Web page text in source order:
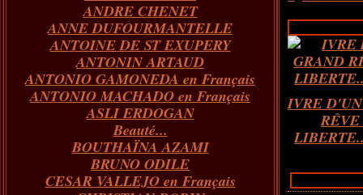
Janvier(60)
Février(68)
Janvier(86)
Mars(65)
Février(70)
Janvier(66)
Avril(76)
Mars(66)
Février(67)
Janvier(73)
Mai(82)
Avril(62)
Mars(66)
Février(55)
Janvier(43)
Juin(84)
Mai(89)
Avril(59)
Mars(73)
Février(54)
Janvier(51)
Juillet(72)
Juin(65)
Mai(97)
Avril(73)
Mars(100)
Février(146)
Janvier(124)
Août(40)
Juillet(31)
Juin(26)
ANDRE CHENET
ANNE DUFOURMANTELLE
ANTOINE DE ST EXUPERY
ANTONIN ARTAUD
ANTONIO GAMONEDA en Français
ANTONIO MACHADO en Français
ASLI ERDOGAN
Beauté...
BOUTHAÏNA AZAMI
BRUNO ODILE
CESAR VALLEJO en Français
IVRE